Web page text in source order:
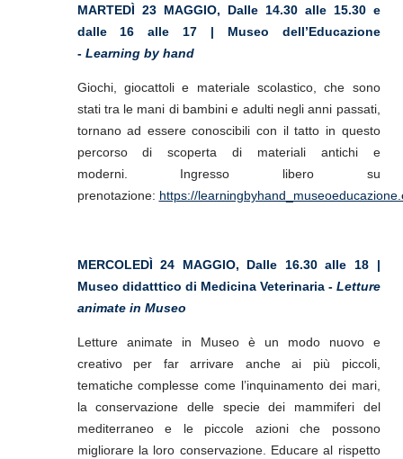
MARTEDÌ 23 MAGGIO, Dalle 14.30 alle 15.30 e
dalle 16 alle 17 | Museo dell’Educazione
- Learning by hand
Giochi, giocattoli e materiale scolastico, che sono
stati tra le mani di bambini e adulti negli anni passati,
tornano ad essere conoscibili con il tatto in questo
percorso di scoperta di materiali antichi e
moderni. Ingresso libero su
prenotazione: https://
MERCOLEDÌ 24 MAGGIO, Dalle 16.30 alle 18 |
Museo didatttico di Medicina Veterinaria - Letture
animate in Museo
Letture animate in Museo è un modo nuovo e
creativo per far arrivare anche ai più piccoli,
tematiche complesse come l’inquinamento dei mari,
la conservazione delle specie dei mammiferi del
mediterraneo e le piccole azioni che possono
migliorare la loro conservazione. Educare al rispetto